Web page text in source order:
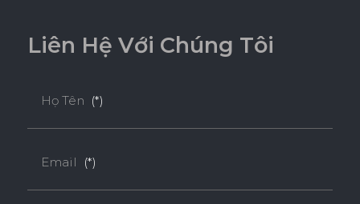
Liên Hệ Với Chúng Tôi
Họ Tên (*)
Email (*)